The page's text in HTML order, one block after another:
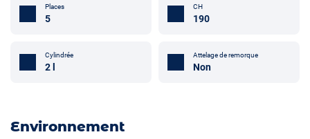
Places
5
CH
190
Cylindrée
2 l
Attelage de remorque
Non
Environnement